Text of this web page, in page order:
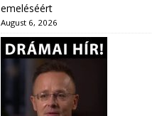
emeléséért
August 6, 2026